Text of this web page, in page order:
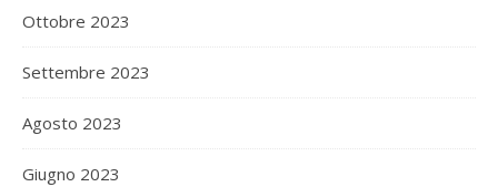
Ottobre 2023
Settembre 2023
Agosto 2023
Giugno 2023